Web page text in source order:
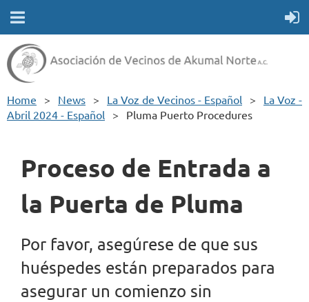
Home News La Voz de Vecinos - Español
La Voz -
Abril 2024 - Español
Pluma Puerto Procedures
Proceso de Entrada a
la Puerta de Pluma
Por favor, asegúrese de que sus
huéspedes están preparados para
asegurar un comienzo sin